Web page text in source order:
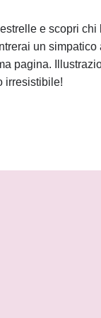
e scopri
un
pagina.
irresistibile!